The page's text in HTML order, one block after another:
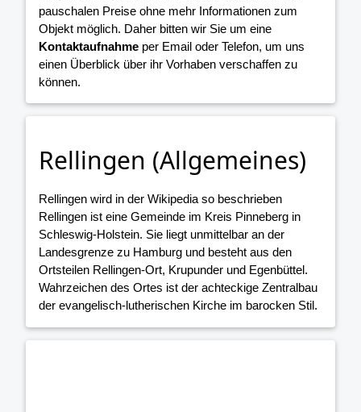
pauschalen Preise ohne mehr Informationen zum
Objekt möglich. Daher bitten wir Sie um eine
Kontaktaufnahme per Email oder Telefon, um uns
einen Überblick über ihr Vorhaben verschaffen zu
können.
Rellingen (Allgemeines)
Rellingen wird in der Wikipedia so beschrieben
Rellingen ist eine Gemeinde im Kreis Pinneberg in
Schleswig-Holstein. Sie liegt unmittelbar an der
Landesgrenze zu Hamburg und besteht aus den
Ortsteilen Rellingen-Ort, Krupunder und Egenbüttel.
Wahrzeichen des Ortes ist der achteckige Zentralbau
der evangelisch-lutherischen Kirche im barocken Stil.